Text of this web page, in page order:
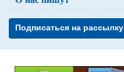
Подписаться на рассылку